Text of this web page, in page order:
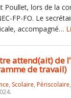
Poullet, lors de la
FP-FO. Le
accompagné…
attend(ait) de
de travail)
, Scolaire, Périscolaire,